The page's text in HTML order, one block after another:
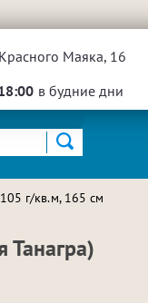
Маяка, 16
в будние дни
г/кв.м, 165 см